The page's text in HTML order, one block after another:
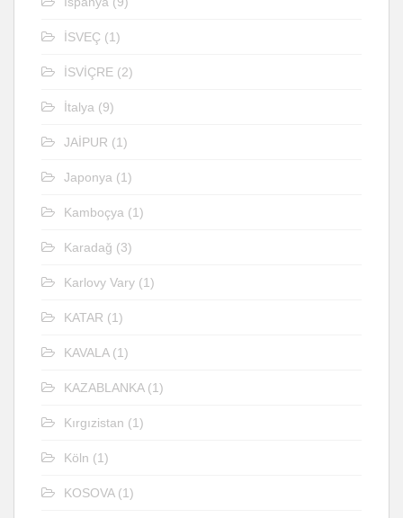
İSVEÇ (1)
İSVİÇRE (2)
İtalya (9)
JAİPUR (1)
Japonya (1)
Kamboçya (1)
Karadağ (3)
Karlovy Vary (1)
KATAR (1)
KAVALA(1)
KAZABLANKA(1)
Kırgızistan (1)
Köln (1)
KOSOVA(1)